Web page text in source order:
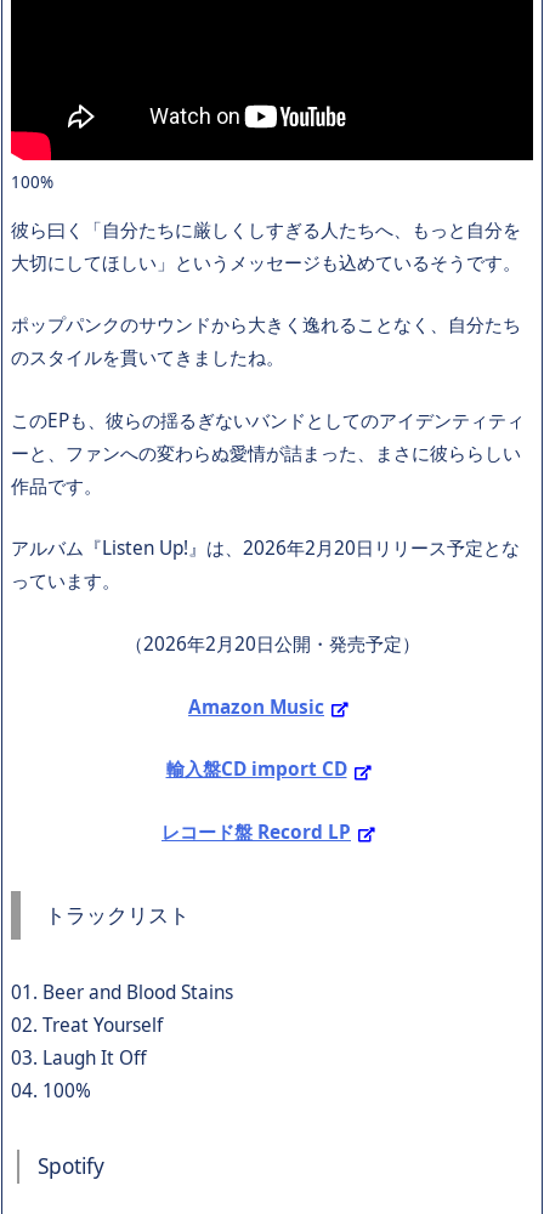
100%
彼ら曰く「自分たちに厳しくしすぎる人たちへ、もっと自分を
大切にしてほしい」というメッセージも込めているそうです。
ポップパンクのサウンドから大きく逸れることなく、自分たち
のスタイルを貫いてきましたね。
このEPも、彼らの揺るぎないバンドとしてのアイデンティティ
ーと、ファンへの変わらぬ愛情が詰まった、まさに彼ららしい
作品です。
アルバム『Listen Up!』は、2026年2月20日リリース予定とな
っています。
（2026年2月20日公開・発売予定）
Amazon Music
輸入盤CD import CD
レコード盤 Record LP
トラックリスト
01. Beer and Blood Stains
02. Treat Yourself
03. Laugh It Off
04. 100%
Spotify